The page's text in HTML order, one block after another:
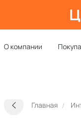
О компании
Главная